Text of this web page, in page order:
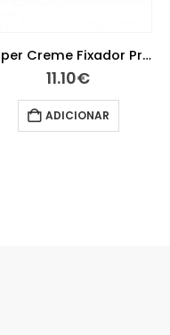
Bexident Dentes Sensíveis Pasta 75 ml
8.70€
ADICIONAR